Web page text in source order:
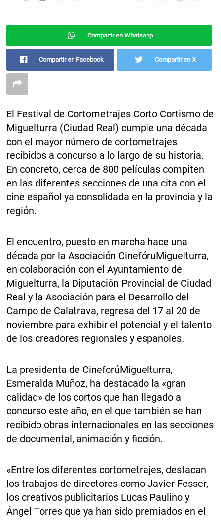
Compartir en Whatsapp
Compartir en Facebook Compartir en X
El Festival de Cortometrajes Corto Cortismo de
Miguelturra (Ciudad Real) cumple una década
con el mayor número de cortometrajes
recibidos a concurso a lo largo de su historia.
En concreto, cerca de 800 películas compiten
en las diferentes secciones de una cita con el
cine español ya consolidada en la provincia y la
región.
El encuentro, puesto en marcha hace una
década por la Asociación CinefóruMiguelturra,
en colaboración con el Ayuntamiento de
Miguelturra, la Diputación Provincial de Ciudad
Real y la Asociación para el Desarrollo del
Campo de Calatrava, regresa del 17 al 20 de
noviembre para exhibir el potencial y el talento
de los creadores regionales y españoles.
La presidenta de CineforúMiguelturra,
Esmeralda Muñoz, ha destacado la «gran
calidad» de los cortos que han llegado a
concurso este año, en el que también se han
recibido obras internacionales en las secciones
de documental, animación y ficción.
«Entre los diferentes cortometrajes, destacan
los trabajos de directores como Javier Fesser,
los creativos publicitarios Lucas Paulino y
Ángel Torres que ya han sido premiados en el